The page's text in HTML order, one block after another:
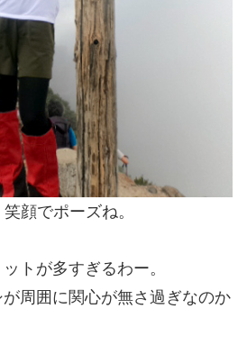
顔でポーズね。
トが多すぎるわー。
が周囲に関心が無さ過ぎなのか